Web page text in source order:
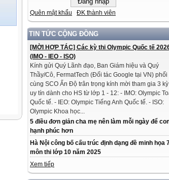
Quên mật khẩu ĐK thành viên
TIN TỨC CỘNG ĐỒNG
[MỜI HỢP TÁC] Các kỳ thi Olympic Quốc tế
(IMO - IEO - ISO)
Kính gửi Quý Lãnh đạo, Ban Giám hiệu và Quý
Thầy/Cô, FermatTech (Đối tác Google tại VN)
cùng SCO Ấn Độ trân trọng kính mời tham gia 3 kỳ
uy tín dành cho HS từ lớp 1 - 12: - IMO: Olympic
Quốc tế. - IEO: Olympic Tiếng Anh Quốc tế. - ISO:
Olympic Khoa học...
5 điều đơn giản cha mẹ nên làm mỗi ngày để
hạnh phúc hơn
Hà Nội công bố cấu trúc định dạng đề minh họa
môn thi lớp 10 năm 2025
Xem tiếp